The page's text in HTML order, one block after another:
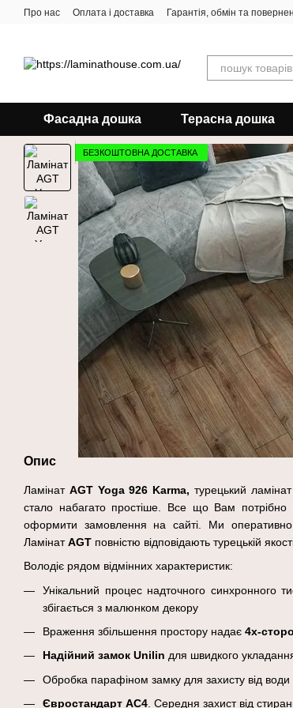
Перейти до основного контенту
Про нас Оплата і доставка Гарантія, обмін та
Фасадна дошка Терасна дошка
БЕЗКОШТОВНА ДОСТАВКА
Опис
ЛамінатAGT Yoga926 Karma, турецький
стало набагато простіше. Все що Вам
оформити замовлення на сайті. Ми
ЛамінатAGT повністю відповідають турецькій
Володіє рядом відмінних характеристик:
Унікальний процес надточного синхронного
збігається з малюнком декору
Враження збільшення простору надає 4х-
Надійний замок Unilin для швидкого
Обробка парафіном замку для захисту від води
Євростандарт AC4. Середня захист від